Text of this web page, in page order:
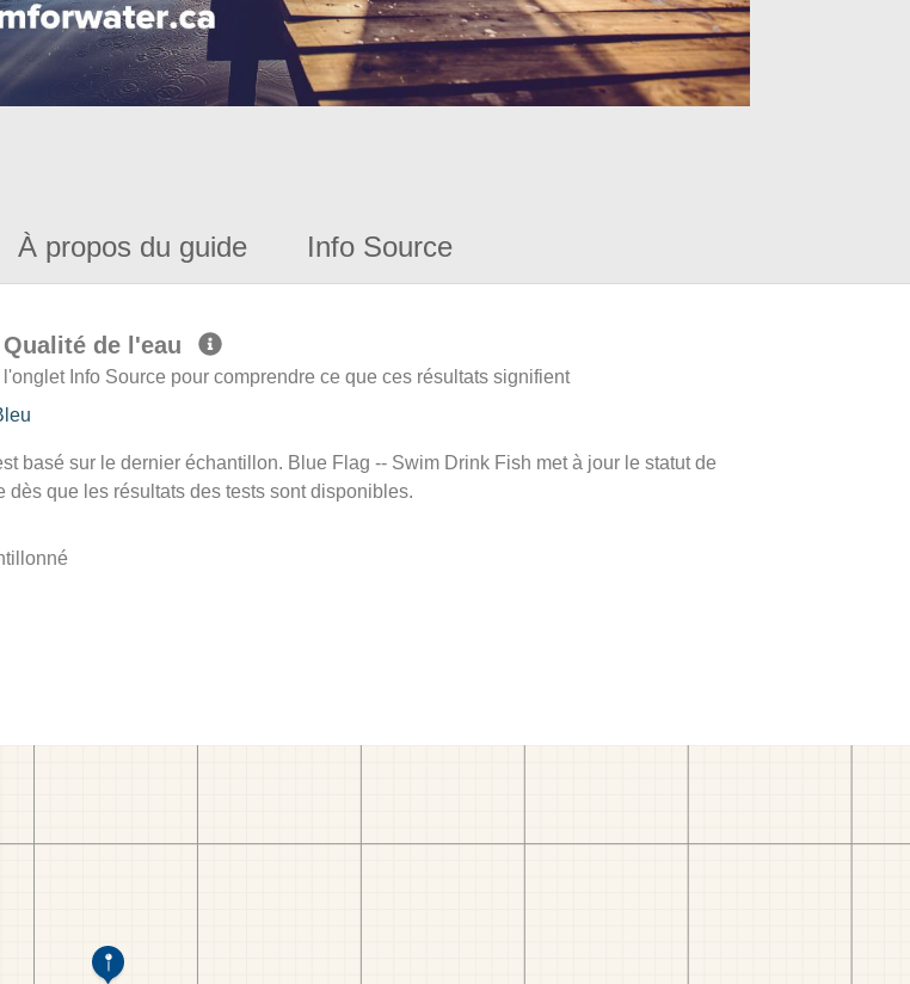
À propos du guide Info Source
de l'eau
Info Source pour comprendre ce que ces résultats signifient
basé sur le dernier échantillon. Blue Flag -- Swim Drink Fish met à jour le statut de
dès que les résultats des tests sont disponibles.